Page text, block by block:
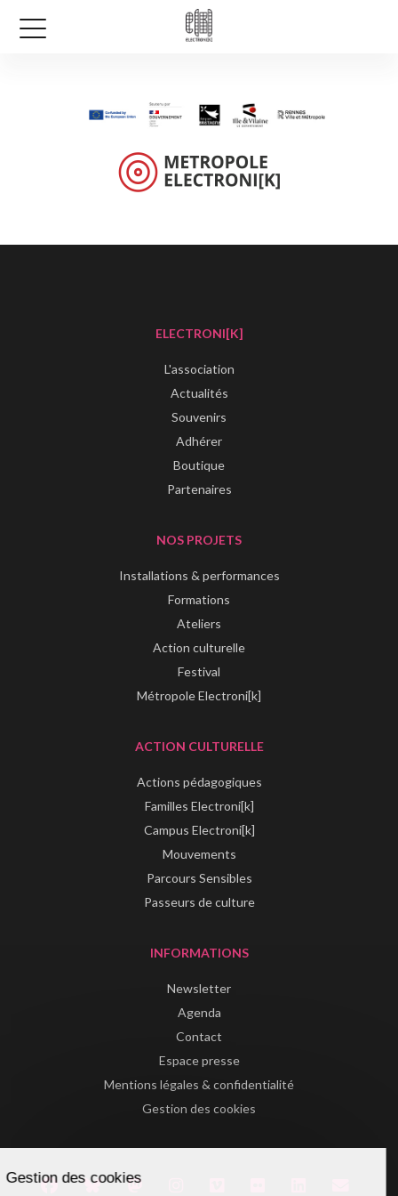
ELECTRONI[K]
L'association
Actualités
Souvenirs
Adhérer
Boutique
Partenaires
NOS PROJETS
Installations & performances
Formations
Ateliers
Action culturelle
Festival
Métropole Electroni[k]
ACTION CULTURELLE
Actions pédagogiques
Familles Electroni[k]
Campus Electroni[k]
Mouvements
Parcours Sensibles
Passeurs de culture
INFORMATIONS
Newsletter
Agenda
Contact
Espace presse
Mentions légales & confidentialité
Gestion des cookies
Gestion des cookies